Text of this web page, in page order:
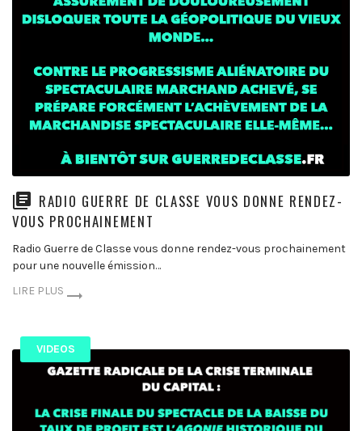
RADIO GUERRE DE CLASSE VOUS DONNE RENDEZ-
VOUS PROCHAINEMENT
Radio Guerre de Classe vous donne rendez-vous prochainement
pour une nouvelle émission…
LIRE PLUS
VIDEOS